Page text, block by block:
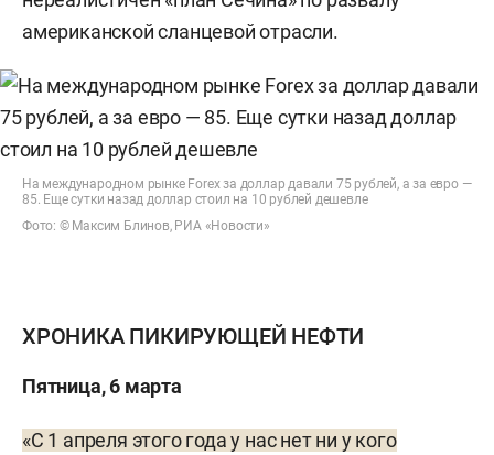
американской сланцевой отрасли.
На международном рынке Forex за доллар давали 75 рублей, а за евро —
85. Еще сутки назад доллар стоил на 10 рублей дешевле
Фото: © Максим Блинов, РИА «Новости»
ХРОНИКА ПИКИРУЮЩЕЙ НЕФТИ
Пятница, 6 марта
«С 1 апреля этого года у нас нет ни у кого